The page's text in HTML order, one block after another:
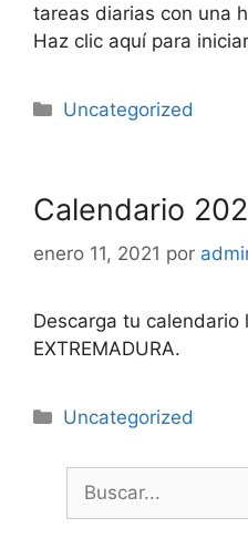
tareas diarias con una
Haz clic aquí para
Categorías
Uncategorized
Calendario
enero 11, 2021 por
Descarga tu calendario
EXTREMADURA.
Categorías
Uncategorized
Buscar: